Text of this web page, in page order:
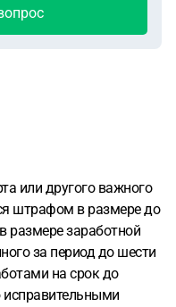
или другого важного
штрафом в размере до
размере заработной
за период до шести
на срок до
исправительными